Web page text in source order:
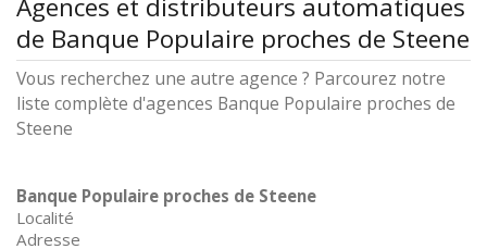
Agences et distributeurs automatiques
de Banque Populaire proches de Steene
Vous recherchez une autre agence ? Parcourez notre
liste complète d'agences Banque Populaire proches de
Steene
Banque Populaire proches de Steene
Localité
Adresse